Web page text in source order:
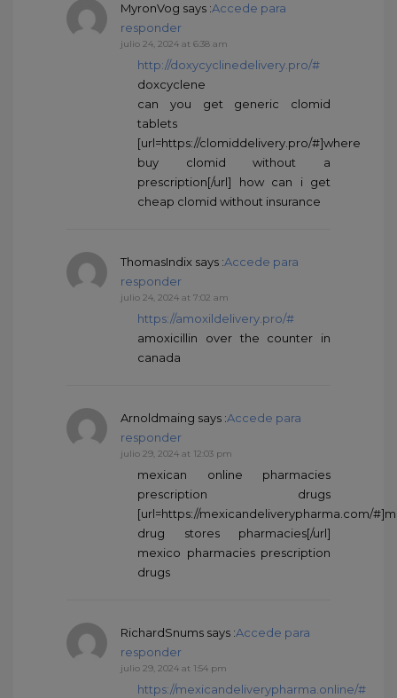
MyronVog says :Accede para
responder
julio 24, 2024 at 6:38 am
http://doxycyclinedelivery.pro/#
doxcyclene
can you get generic clomid
tablets
[url=https://clomiddelivery.pro/#]where
buy clomid without a
prescription[/url] how can i get
cheap clomid without insurance
ThomasIndix says :Accede para
responder
julio 24, 2024 at 7:02 am
https://amoxildelivery.pro/#
amoxicillin over the counter in
canada
Arnoldmaing says :Accede para
responder
julio 29, 2024 at 12:03 pm
mexican online pharmacies
prescription drugs
[url=https://mexicandeliverypharma.com/
drug stores pharmacies[/url]
mexico pharmacies prescription
drugs
RichardSnums says :Accede para
responder
julio 29, 2024 at 1:54 pm
https://mexicandeliverypharma.online/#